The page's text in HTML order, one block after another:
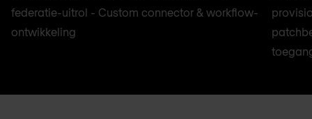
federatie-uitrol - Custom connector & workflow-
ontwikkeling